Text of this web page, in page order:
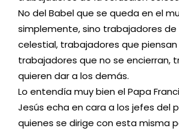
No del Babel que se queda en el
simplemente, sino trabajadores de
celestial, trabajadores que
trabajadores que no se encierran,
quieren dar a los demás.
Lo entendía muy bien el Papa
Jesús echa en cara a los jefes del
quienes se dirige con esta misma